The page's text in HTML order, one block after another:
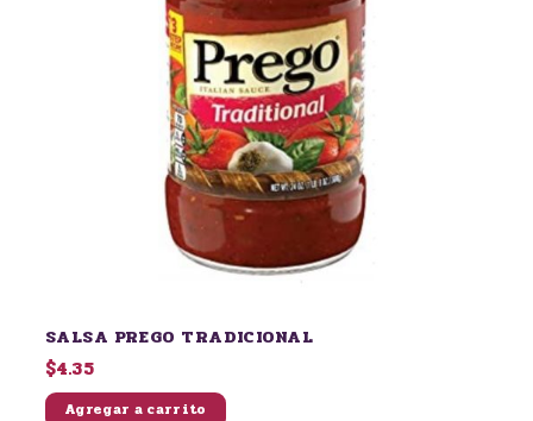
SALSA PREGO TRADICIONAL
$4.35
Agregar a carrito